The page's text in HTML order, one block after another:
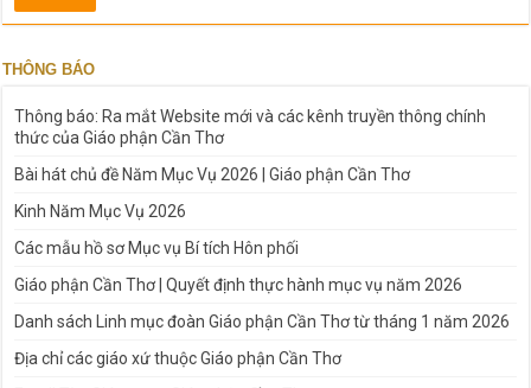
THÔNG BÁO
Thông báo: Ra mắt Website mới và các kênh truyền thông chính
thức của Giáo phận Cần Thơ
Bài hát chủ đề Năm Mục Vụ 2026 | Giáo phận Cần Thơ
Kinh Năm Mục Vụ 2026
Các mẫu hồ sơ Mục vụ Bí tích Hôn phối
Giáo phận Cần Thơ | Quyết định thực hành mục vụ năm 2026
Danh sách Linh mục đoàn Giáo phận Cần Thơ từ tháng 1 năm 2026
Địa chỉ các giáo xứ thuộc Giáo phận Cần Thơ